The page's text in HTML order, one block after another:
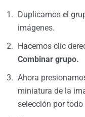
Duplicamos el
imágenes.
Hacemos clic
Combinar grupo.
Ahora
miniatura de la
selección por todo